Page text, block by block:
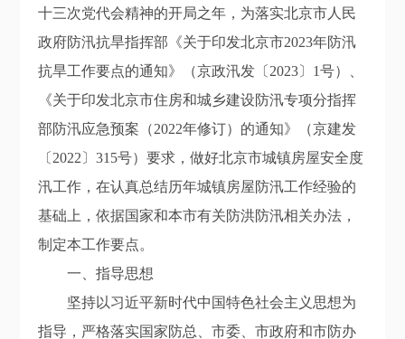
十三次党代会精神的开局之年， 为落实北京市人民
政府防汛抗旱指挥部《关于印发北京市2023年防汛
抗旱工作要点的通知》 （京政汛发〔 2023〕 1号）、
《关于印发北京市住房和城乡建设防汛专项分指挥
部防汛应急预案 （2022年修订） 的通知》 （京建发
〔2022 〕315号）要求，做好北京市城镇房屋安全度
汛工作，在认真总结历年城镇房屋防汛工作经验的
基础上，依据国家和本市有关防洪防汛相关办法，
制定本工作要点。
一、指导思想
坚持以习近平新时代中国特色社会主义思想为
指导，严格落实国家防总、市委、市政府和市防办